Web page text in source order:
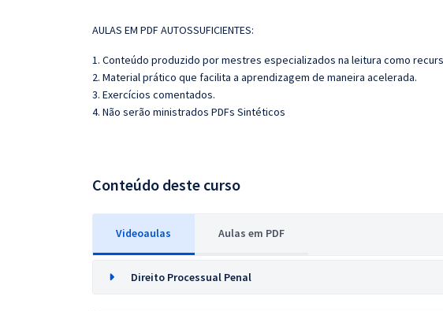
AULAS EM PDF AUTOSSUFICIENTES:
1. Conteúdo produzido por mestres especializados na leitura como
2. Material prático que facilita a aprendizagem de maneira acelerada.
3. Exercícios comentados.
4. Não serão ministrados PDFs Sintéticos
Conteúdo deste curso
Videoaulas Aulas em PDF
Direito Processual Penal